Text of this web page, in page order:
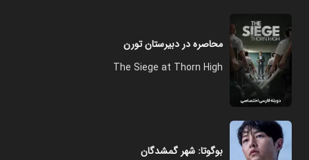
محاصره در دبیرستان تورن
The Siege at Thorn High
بوگوتا: شهر گمشدگان